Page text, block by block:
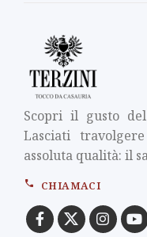
Scopri il gusto
Lasciati
assoluta qualità: il
CHIAMACI